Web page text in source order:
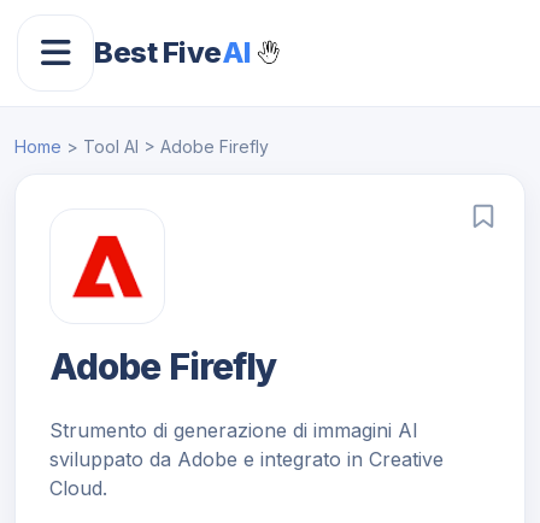
Best FiveAI
Home > Tool AI > Adobe Firefly
Adobe Firefly
Strumento di generazione di immagini AI
sviluppato da Adobe e integrato in Creative
Cloud.